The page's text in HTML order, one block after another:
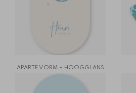
APARTE VORM + HOOGGLANS